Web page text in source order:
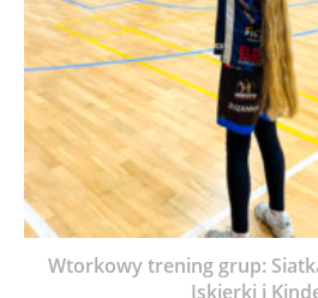
Wtorkowy trening grup:
Iskierki i